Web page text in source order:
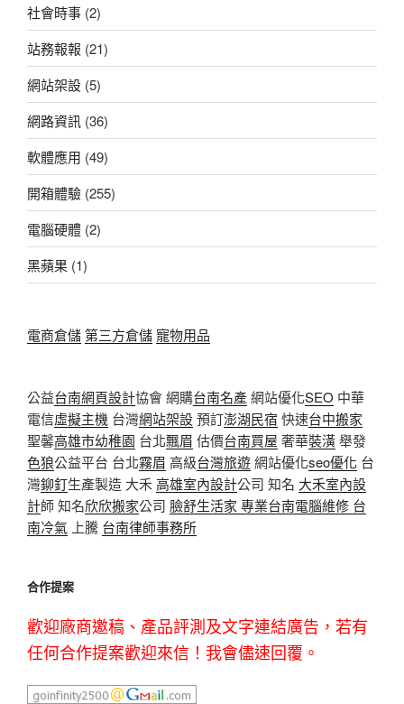
社會時事 (2)
站務報報 (21)
網站架設 (5)
網路資訊 (36)
軟體應用 (49)
開箱體驗 (255)
電腦硬體 (2)
黑蘋果 (1)
電商倉儲第三方倉儲寵物用品
公益台南網頁設計協會 網購台南名產網站優化SEO 中華
電信虛擬主機 台灣網站架設預訂澎湖民宿 快速台中搬家
聖馨高雄市幼稚園 台北飄眉 估價台南買屋 奢華裝潢舉發
色狼公益平台 台北霧眉 高級台灣旅遊網站優化seo優化 台
灣鉚釘生產製造 大禾高雄室內設計公司 知名 大禾室內設
計師 知名欣欣搬家公司 臉舒生活家 專業台南電腦維修 台
南冷氣 上騰 台南律師事務所
合作提案
歡迎廠商邀稿、產品評測及文字連結廣告，若有
任何合作提案歡迎來信！我會儘速回覆。